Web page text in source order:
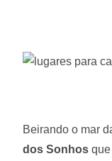
Beirando o mar
dos Sonhos